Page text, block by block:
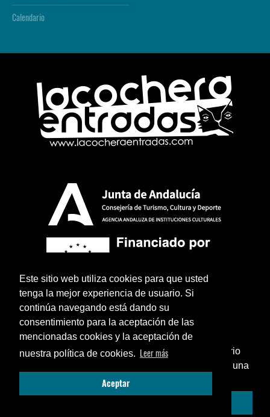
Este sitio web utiliza cookies para que usted
tenga la mejor experiencia de usuario. Si
continúa navegando está dando su
consentimiento para la aceptación de las
mencionadas cookies y la aceptación de
nuestra política de cookies. Leer más
Aceptar
¿Sabías que puedes añadir un icono en el escritorio
de tu teléfono para utilizar esta web como si fuese una
aplicación instalada?Cerrar
Calendario
Aviso legal Política de privacidad Términos y condiciones legales
© 2026 La Cochera Entradas - Diseño:Azulae